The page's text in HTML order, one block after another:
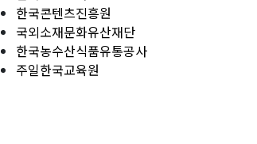
한국콘텐츠진흥원
국외소재문화유산재단
한국농수산식품유통공사
주일한국교육원